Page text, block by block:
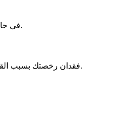
في حالات أخرى، يكفي تحديد موعد مع طبيب. يجب أن يكون هذا الطبيب معتمدًا من المحافظة. يجب عليك دفع ثمن هذه الزيارة. السعر يتغير، لكنك ستدفع بين 36 يورو و50 يورو.
فقدان رخصتك بسبب القيادة تحت تأثير الكحول أو المخدرات يعني التحقق. ستذهب لرؤية طبيب مع لجنة أخرى. سيخبرونك إذا كنت تستطيع العودة للقيادة. إذا كانت النتائج جيدة، ستستعيد رخصتك.